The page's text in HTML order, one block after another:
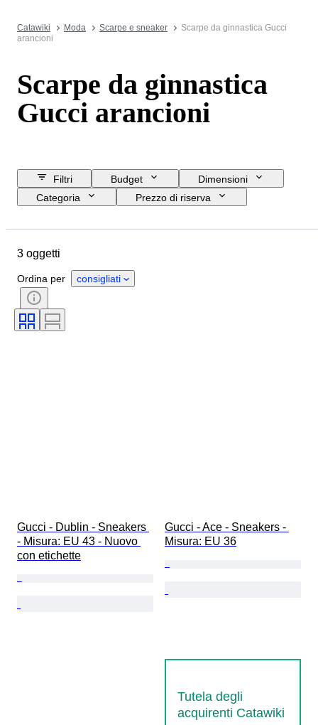
Catawiki Moda Scarpe e sneaker
Scarpe da ginnastica Gucci
arancioni
Scarpe da ginnastica
Gucci arancioni
Filtri Budget
Dimensioni
Categoria
Prezzo di riserva
Paese d’origine
Condizioni
Epoca
Motivo
Accessori inclusi
3 oggetti
Ordina per consigliati
Gucci - Dublin - Sneakers
- Misura: EU 43 - Nuovo
con etichette
Gucci - Ace - Sneakers -
Misura: EU 36
Tutela degli
acquirenti Catawiki